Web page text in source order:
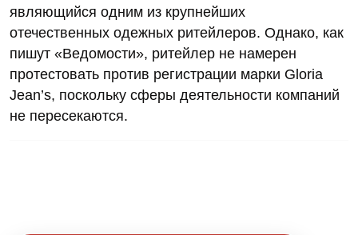
являющийся одним из крупнейших
отечественных одежных ритейлеров. Однако, как
пишут «Ведомости», ритейлер не намерен
протестовать против регистрации марки Gloria
Jean’s, поскольку сферы деятельности компаний
не пересекаются.